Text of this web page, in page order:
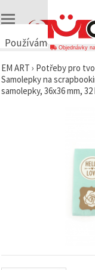
Používáme
🍪
Používáme
cookies a
zobrazovali
Objednávky
EM ART › Potřeby pro
Samolepky na
samolepky, 36x36 mm, 32